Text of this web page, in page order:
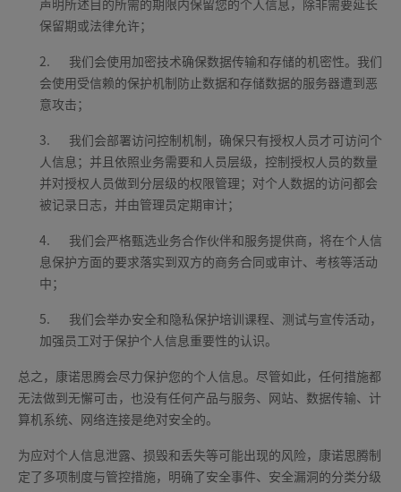
声明所述目的所需的期限内保留您的个人信息，除非需要延长
保留期或法律允许；
2.
我们会使用加密技术确保数据传输和存储的机密性。我们
会使用受信赖的保护机制防止数据和存储数据的服务器遭到恶
意攻击；
3.
我们会部署访问控制机制，确保只有授权人员才可访问个
人信息；并且依照业务需要和人员层级，控制授权人员的数量
并对授权人员做到分层级的权限管理；对个人数据的访问都会
被记录日志，并由管理员定期审计；
4.
我们会严格甄选业务合作伙伴和服务提供商，将在个人信
息保护方面的要求落实到双方的商务合同或审计、考核等活动
中；
5.
我们会举办安全和隐私保护培训课程、测试与宣传活动，
加强员工对于保护个人信息重要性的认识。
总之，康诺思腾会尽力保护您的个人信息。尽管如此，任何措施都
无法做到无懈可击，也没有任何产品与服务、网站、数据传输、计
算机系统、网络连接是绝对安全的。
为应对个人信息泄露、损毁和丢失等可能出现的风险，康诺思腾制
定了多项制度与管控措施，明确了安全事件、安全漏洞的分类分级